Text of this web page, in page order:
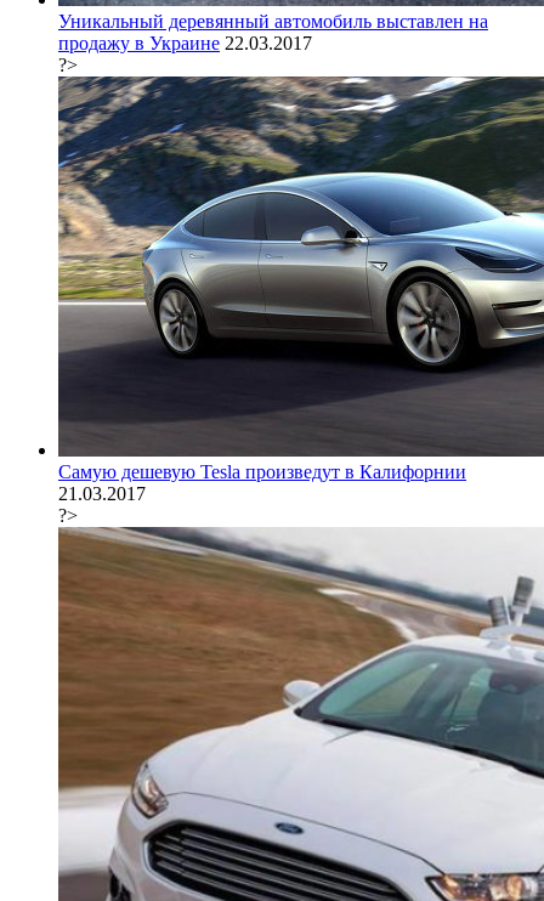
Уникальный деревянный автомобиль выставлен на
продажу в Украине 22.03.2017
?>
Самую дешевую Tesla произведут в Калифорнии
21.03.2017
?>